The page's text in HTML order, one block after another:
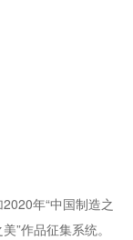
2020年“中国制造之
”作品征集系统。